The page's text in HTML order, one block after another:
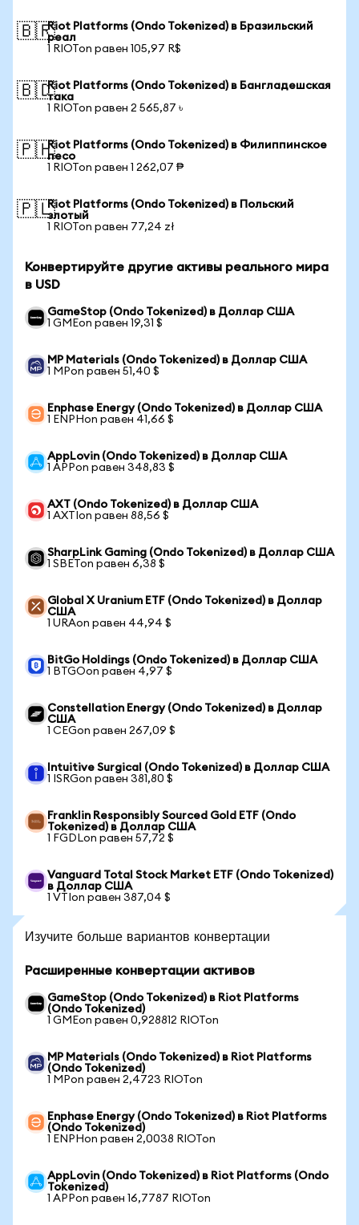
🇧🇷Riot Platforms (Ondo Tokenized) в Бразильский
реал
1 RIOTon равен 105,97 R$
🇧🇩Riot Platforms (Ondo Tokenized) в Бангладешская
така
1 RIOTon равен 2 565,87 ৳
🇵🇭Riot Platforms (Ondo Tokenized) в Филиппинское
песо
1 RIOTon равен 1 262,07 ₱
🇵🇱Riot Platforms (Ondo Tokenized) в Польский
злотый
1 RIOTon равен 77,24 zł
Конвертируйте другие активы реального мира
в USD
GameStop (Ondo Tokenized) в Доллар США
1 GMEon равен 19,31 $
MP Materials (Ondo Tokenized) в Доллар США
1 MPon равен 51,40 $
Enphase Energy (Ondo Tokenized) в Доллар США
1 ENPHon равен 41,66 $
AppLovin (Ondo Tokenized) в Доллар США
1 APPon равен 348,83 $
AXT (Ondo Tokenized) в Доллар США
1 AXTIon равен 88,56 $
SharpLink Gaming (Ondo Tokenized) в Доллар США
1 SBETon равен 6,38 $
Global X Uranium ETF (Ondo Tokenized) в Доллар
США
1 URAon равен 44,94 $
BitGo Holdings (Ondo Tokenized) в Доллар США
1 BTGOon равен 4,97 $
Constellation Energy (Ondo Tokenized) в Доллар
США
1 CEGon равен 267,09 $
Intuitive Surgical (Ondo Tokenized) в Доллар США
1 ISRGon равен 381,80 $
Franklin Responsibly Sourced Gold ETF (Ondo
Tokenized) в Доллар США
1 FGDLon равен 57,72 $
Vanguard Total Stock Market ETF (Ondo Tokenized)
в Доллар США
1 VTIon равен 387,04 $
Изучите больше вариантов конвертации
Расширенные конвертации активов
GameStop (Ondo Tokenized) в Riot Platforms
(Ondo Tokenized)
1 GMEon равен 0,928812 RIOTon
MP Materials (Ondo Tokenized) в Riot Platforms
(Ondo Tokenized)
1 MPon равен 2,4723 RIOTon
Enphase Energy (Ondo Tokenized) в Riot Platforms
(Ondo Tokenized)
1 ENPHon равен 2,0038 RIOTon
AppLovin (Ondo Tokenized) в Riot Platforms (Ondo
Tokenized)
1 APPon равен 16,7787 RIOTon